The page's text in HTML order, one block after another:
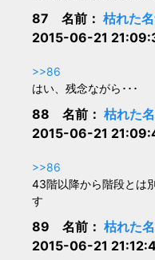
87 名前： 枯れた
2015-06-21
>>86
はい、残念ながら･･･
88 名前： 枯れた
2015-06-21
>>86
43階以降から階段とは
す
89 名前： 枯れた
2015-06-21